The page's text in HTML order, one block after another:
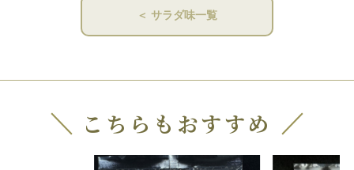
＜ サラダ味一覧
こちらもおすすめ